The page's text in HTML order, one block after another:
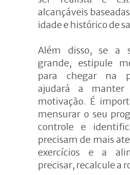
alcançáveis
idade e histórico de
Além disso, se a
grande, estipule
para chegar na
ajudará a
motivação. É
mensurar o seu
controle e
precisam de mais
exercícios e a
precisar, recalcule a